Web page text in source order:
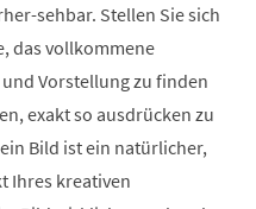
sehbar. Stellen Sie sich
das vollkommene
Vorstellung zu finden
exakt so ausdrücken zu
Bild ist ein natürlicher,
Ihres kreativen